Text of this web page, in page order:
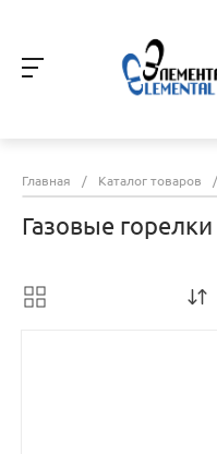
Главная / Каталог товаров /
Газовые горелки